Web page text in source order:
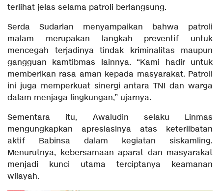
terlihat jelas selama patroli berlangsung.
Serda Sudarlan menyampaikan bahwa patroli
malam merupakan langkah preventif untuk
mencegah terjadinya tindak kriminalitas maupun
gangguan kamtibmas lainnya. “Kami hadir untuk
memberikan rasa aman kepada masyarakat. Patroli
ini juga memperkuat sinergi antara TNI dan warga
dalam menjaga lingkungan,” ujarnya.
Sementara itu, Awaludin selaku Linmas
mengungkapkan apresiasinya atas keterlibatan
aktif Babinsa dalam kegiatan siskamling.
Menurutnya, kebersamaan aparat dan masyarakat
menjadi kunci utama terciptanya keamanan
wilayah.